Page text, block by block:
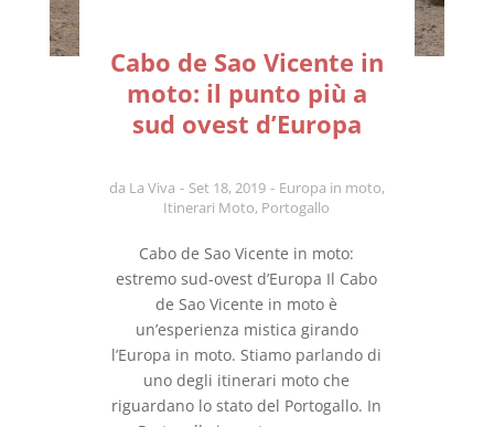
Cabo de Sao Vicente in
moto: il punto più a
sud ovest d’Europa
da La Viva Set 18, 2019 Europa in moto,
Itinerari Moto, Portogallo
Cabo de Sao Vicente in moto:
estremo sud-ovest d’Europa Il Cabo
de Sao Vicente in moto è
un’esperienza mistica girando
l’Europa in moto. Stiamo parlando di
uno degli itinerari moto che
riguardano lo stato del Portogallo. In